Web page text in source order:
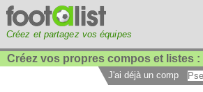
Créez et partagez vos équipes
Créez vos propres compos et listes :
J'ai déjà un compte :